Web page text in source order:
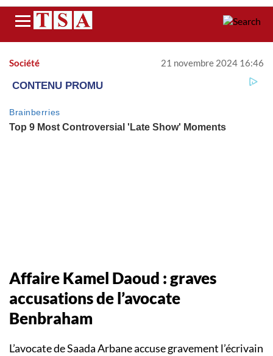
Menu
Société 21 novembre 2024 16:46
Affaire Kamel Daoud : graves
accusations de l’avocate
Benbraham
L’avocate de Saada Arbane accuse gravement l’écrivain